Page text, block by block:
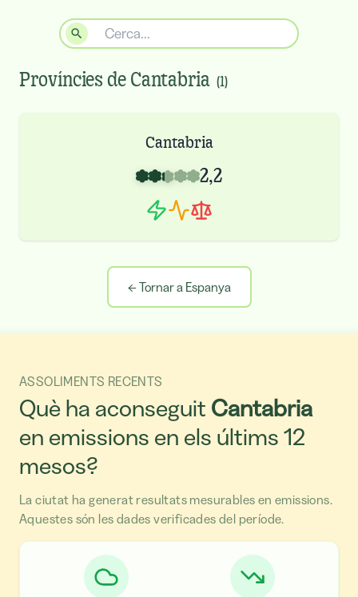
Províncies de Cantabria (1)
Cantabria
2,2
←Tornar a Espanya
ASSOLIMENTS RECENTS
Què ha aconseguit Cantabria
en emissions en els últims 12
mesos?
La ciutat ha generat resultats mesurables en emissions.
Aquestes són les dades verificades del període.